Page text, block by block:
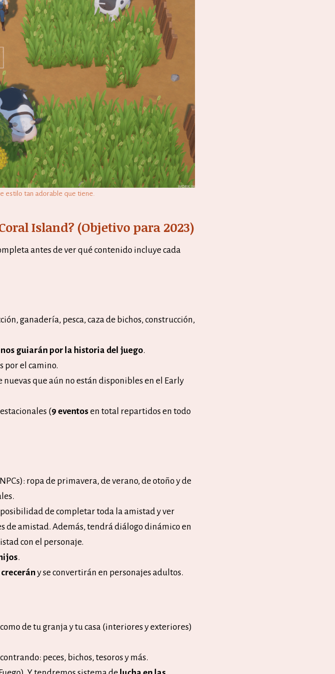
estilo tan adorable que tiene.
Island? (Objetivo para 2023)
antes de ver qué contenido incluye cada
ganadería, pesca, caza de bichos, construcción,
guiarán por la historia del juego.
por el camino.
que aún no están disponibles en el Early
(9 eventos en total repartidos en todo
ropa de primavera, de verano, de otoño y de
posibilidad de completar toda la amistad y ver
de amistad. Además, tendrá diálogo dinámico en
con el personaje.
.
y se convertirán en personajes adultos.
de tu granja y tu casa (interiores y exteriores)
peces, bichos, tesoros y más.